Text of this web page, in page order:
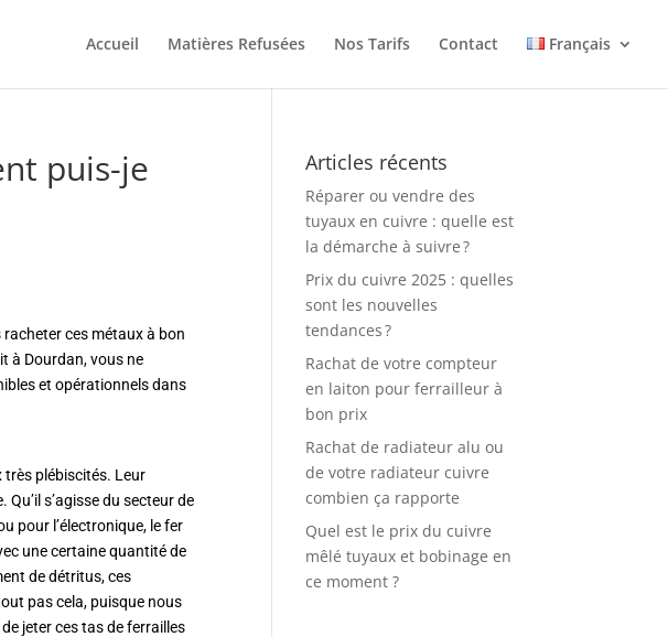
Accueil Matières Refusées Nos Tarifs Contact Français
puis-je
racheter ces métaux à bon
à Dourdan, vous ne
et opérationnels dans
très plébiscités. Leur
s’agisse du secteur de
pour l’électronique, le fer
une certaine quantité de
de détritus, ces
pas cela, puisque nous
jeter ces tas de ferrailles
Articles récents
Réparer ou vendre des
tuyaux en cuivre : quelle est
la démarche à suivre ?
Prix du cuivre 2025 : quelles
sont les nouvelles
tendances ?
Rachat de votre compteur
en laiton pour ferrailleur à
bon prix
Rachat de radiateur alu ou
de votre radiateur cuivre
combien ça rapporte
Quel est le prix du cuivre
mêlé tuyaux et bobinage en
ce moment ?